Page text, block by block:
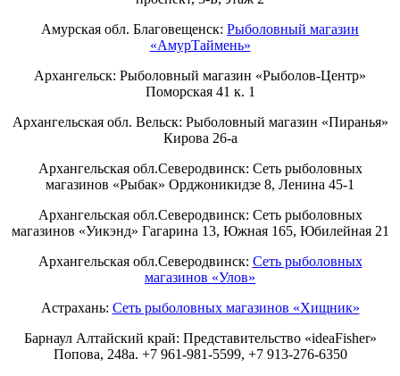
Амурская обл. Благовещенск: Рыболовный магазин
«АмурТаймень»
Архангельск: Рыболовный магазин «Рыболов-Центр»
Поморская 41 к. 1
Архангельская обл. Вельск: Рыболовный магазин «Пиранья»
Кирова 26-а
Архангельская обл.Северодвинск: Сеть рыболовных
магазинов «Рыбак» Орджоникидзе 8, Ленина 45-1
Архангельская обл.Северодвинск: Сеть рыболовных
магазинов «Уикэнд» Гагарина 13, Южная 165, Юбилейная 21
Архангельская обл.Северодвинск: Сеть рыболовных
магазинов «Улов»
Астрахань: Сеть рыболовных магазинов «Хищник»
Барнаул Алтайский край: Представительство «ideaFisher»
Попова, 248а. +7 961-981-5599, +7 913-276-6350